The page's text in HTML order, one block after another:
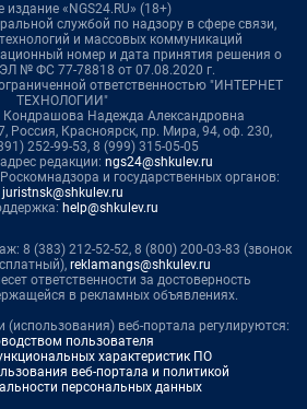
издание «NGS24.RU» (18+)
службой по надзору в сфере связи,
и массовых коммуникаций
номер и дата принятия решения о
ЭЛ № ФС 77-78818 от 07.08.2020 г.
ответственностью "ИНТЕРНЕТ
ТЕХНОЛОГИИ"
Кондрашова Надежда Александровна
Россия, Красноярск, пр. Мира, 94, оф. 230,
252-99-53, 8 (999) 315-05-05
редакции: ngs24@shkulev.ru
и государственных органов:
juristnsk@shkulev.ru
help@shkulev.ru
8 (383) 212-52-52, 8 (800) 200-03-83 (звонок
reklamangs@shkulev.ru
ответственности за достоверность
в рекламных объявлениях.
(использования) веб-портала регулируются:
пользователя
характеристик ПО
веб-портала и политикой
персональных данных